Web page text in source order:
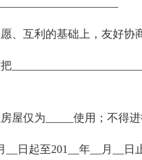
、互利的基础上，友好协
屋仅为_____使用；不得
__日起至201__年__月__